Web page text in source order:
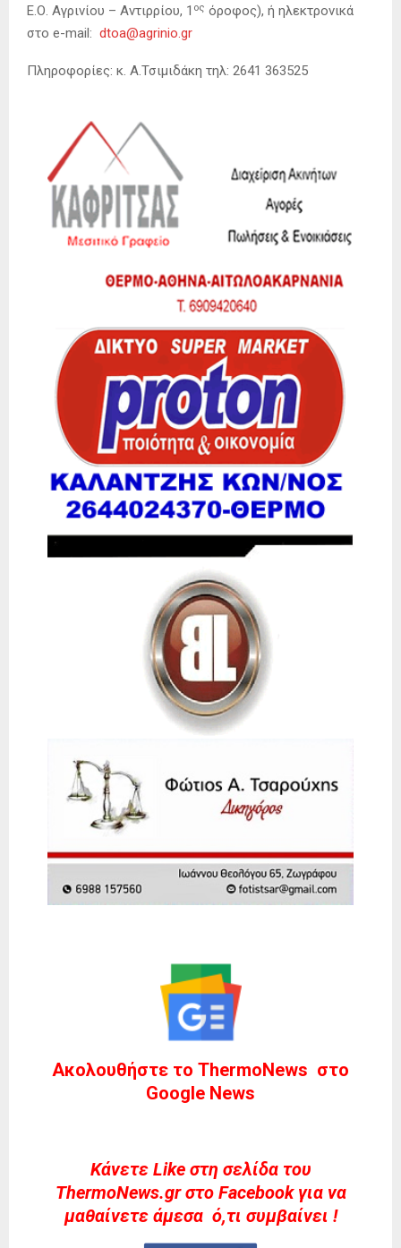
Ε.Ο. Αγρινίου – Αντιρρίου, 1 ος όροφος), ή ηλεκτρονικά
στο e-mail: dtoa@agrinio.gr
Πληροφορίες: κ. Α.Τσιμιδάκη τηλ: 2641 363525
Ακολουθήστε το ThermoNews στο
Google News
Kάνετε Like στη σελίδα του
ThermoNews.gr στο Facebook για να
μαθαίνετε άμεσα ό,τι συμβαίνει !